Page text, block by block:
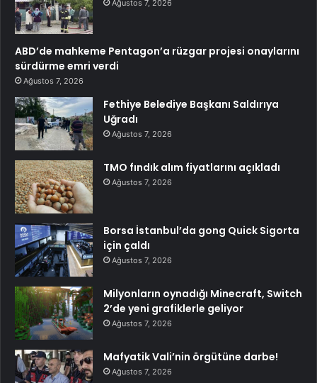
Ağustos 7, 2026
ABD’de mahkeme Pentagon’a rüzgar projesi onaylarını
sürdürme emri verdi
Ağustos 7, 2026
Fethiye Belediye Başkanı Saldırıya
Uğradı
Ağustos 7, 2026
TMO fındık alım fiyatlarını açıkladı
Ağustos 7, 2026
Borsa İstanbul’da gong Quick Sigorta
için çaldı
Ağustos 7, 2026
Milyonların oynadığı Minecraft, Switch
2’de yeni grafiklerle geliyor
Ağustos 7, 2026
Mafyatik Vali’nin örgütüne darbe!
Ağustos 7, 2026